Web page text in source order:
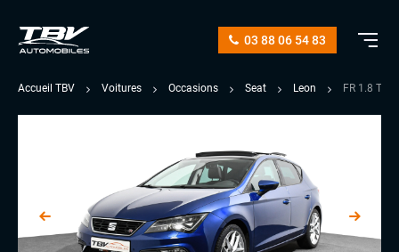
03 88 06 54 83
Accueil TBV Voitures Occasions Seat Leon FR 1.8 TSI